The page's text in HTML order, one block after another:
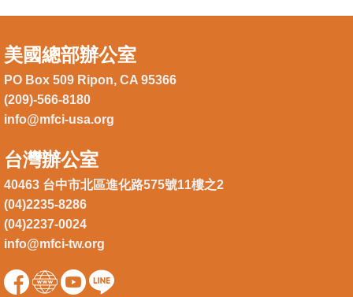
美國總部辦公室
PO Box 509 Ripon, CA 95366
(209)-566-8180
info@mfci-usa.org
台灣辦公室
40463 台中市北區進化路575號11樓之2
(04)2235-8286
(04)2237-0024
info@mfci-tw.org